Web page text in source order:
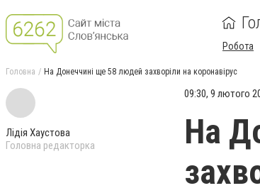
Робота
Головна На Донеччині ще 58 людей захворіли на коронавірус
Лідія Хаустова
Головна редакторка
09:30, 9 лютого
На